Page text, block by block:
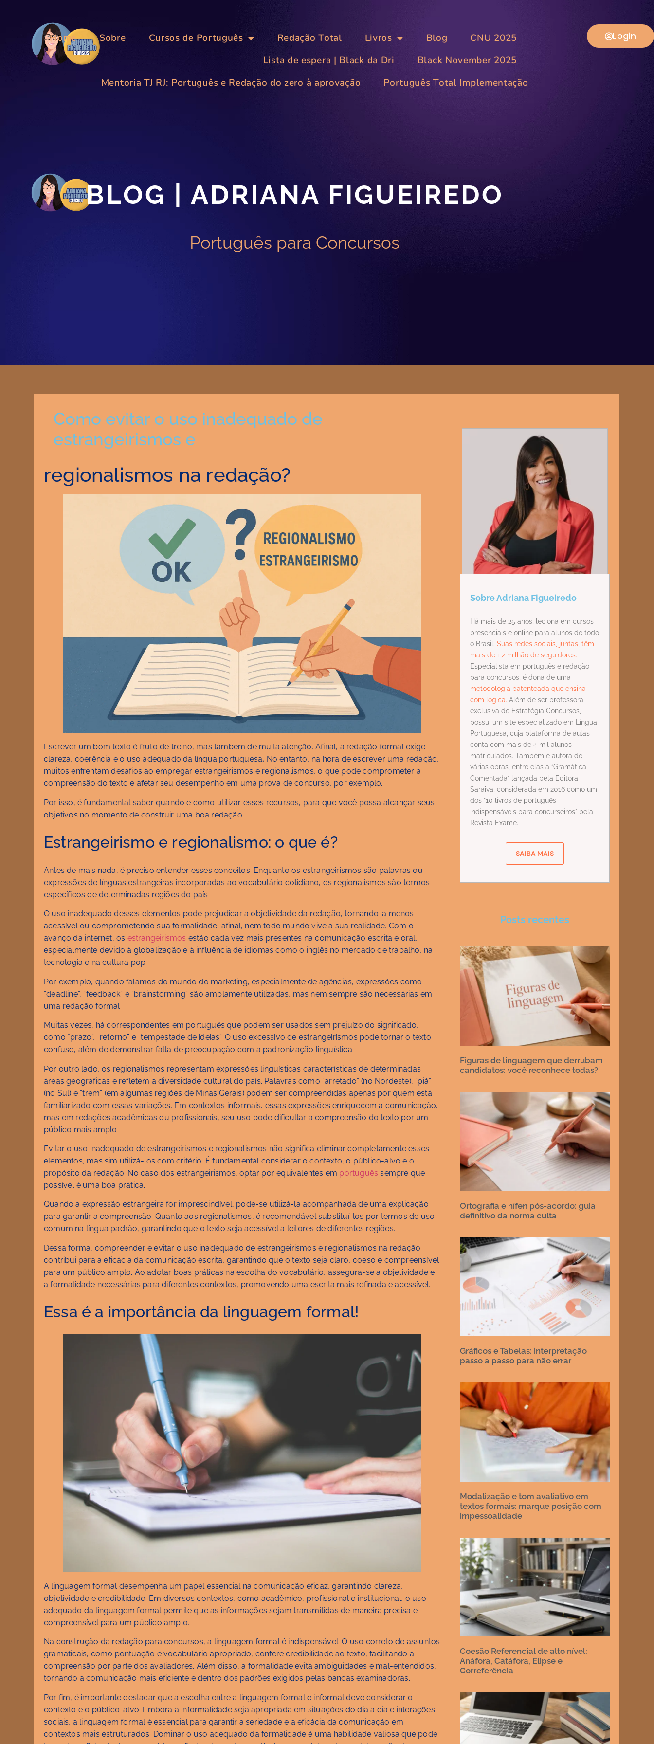
Home Sobre Cursos de Português Redação Total Livros Blog
CNU 2025
Lista de espera | Black da Dri
Black November 2025
Mentoria TJ RJ: Português e Redação do zero à aprovação
Português Total Implementação
Login
BLOG | ADRIANA FIGUEIREDO
Português para Concursos
Como evitar o uso inadequado de
estrangeirismos e
regionalismos na redação?
Escrever um bom texto é fruto de treino, mas também de muita atenção. Afinal, a redação formal exige
clareza, coerência e o uso adequado da língua portuguesa. No entanto, na hora de escrever uma redação,
muitos enfrentam desafios ao empregar estrangeirismos e regionalismos, o que pode comprometer a
compreensão do texto e afetar seu desempenho em uma prova de concurso, por exemplo.
Por isso, é fundamental saber quando e como utilizar esses recursos, para que você possa alcançar seus
objetivos no momento de construir uma boa redação.
Estrangeirismo e regionalismo: o que é?
Antes de mais nada, é preciso entender esses conceitos. Enquanto os estrangeirismos são palavras ou
expressões de línguas estrangeiras incorporadas ao vocabulário cotidiano, os regionalismos são termos
específicos de determinadas regiões do país.
O uso inadequado desses elementos pode prejudicar a objetividade da redação, tornando-a menos
acessível ou comprometendo sua formalidade, afinal, nem todo mundo vive a sua realidade. Com o
avanço da internet, os estrangeirismos estão cada vez mais presentes na comunicação escrita e oral,
especialmente devido à globalização e à influência de idiomas como o inglês no mercado de trabalho, na
tecnologia e na cultura pop.
Por exemplo, quando falamos do mundo do marketing, especialmente de agências, expressões como
“deadline”, “feedback” e “brainstorming” são amplamente utilizadas, mas nem sempre são necessárias em
uma redação formal.
Muitas vezes, há correspondentes em português que podem ser usados sem prejuízo do significado,
como “prazo”, “retorno” e “tempestade de ideias”. O uso excessivo de estrangeirismos pode tornar o texto
confuso, além de demonstrar falta de preocupação com a padronização linguística.
Por outro lado, os regionalismos representam expressões linguísticas características de determinadas
áreas geográficas e refletem a diversidade cultural do país. Palavras como “arretado” (no Nordeste), “piá”
(no Sul) e “trem” (em algumas regiões de Minas Gerais) podem ser compreendidas apenas por quem está
familiarizado com essas variações. Em contextos informais, essas expressões enriquecem a comunicação,
mas em redações acadêmicas ou profissionais, seu uso pode dificultar a compreensão do texto por um
público mais amplo.
Evitar o uso inadequado de estrangeirismos e regionalismos não significa eliminar completamente esses
elementos, mas sim utilizá-los com critério. É fundamental considerar o contexto, o público-alvo e o
propósito da redação. No caso dos estrangeirismos, optar por equivalentes em português sempre que
possível é uma boa prática.
Quando a expressão estrangeira for imprescindível, pode-se utilizá-la acompanhada de uma explicação
para garantir a compreensão. Quanto aos regionalismos, é recomendável substituí-los por termos de uso
comum na língua padrão, garantindo que o texto seja acessível a leitores de diferentes regiões.
Dessa forma, compreender e evitar o uso inadequado de estrangeirismos e regionalismos na redação
contribui para a eficácia da comunicação escrita, garantindo que o texto seja claro, coeso e compreensível
para um público amplo. Ao adotar boas práticas na escolha do vocabulário, assegura-se a objetividade e
a formalidade necessárias para diferentes contextos, promovendo uma escrita mais refinada e acessível.
Essa é a importância da linguagem formal!
A linguagem formal desempenha um papel essencial na comunicação eficaz, garantindo clareza,
objetividade e credibilidade. Em diversos contextos, como acadêmico, profissional e institucional, o uso
adequado da linguagem formal permite que as informações sejam transmitidas de maneira precisa e
compreensível para um público amplo.
Na construção da redação para concursos, a linguagem formal é indispensável. O uso correto de assuntos
gramaticais, como pontuação e vocabulário apropriado, confere credibilidade ao texto, facilitando a
compreensão por parte dos avaliadores. Além disso, a formalidade evita ambiguidades e mal-entendidos,
tornando a comunicação mais eficiente e dentro dos padrões exigidos pelas bancas examinadoras.
Por fim, é importante destacar que a escolha entre a linguagem formal e informal deve considerar o
contexto e o público-alvo. Embora a informalidade seja apropriada em situações do dia a dia e interações
sociais, a linguagem formal é essencial para garantir a seriedade e a eficácia da comunicação em
contextos mais estruturados. Dominar o uso adequado da formalidade é uma habilidade valiosa que pode
Sobre Adriana Figueiredo
Há mais de 25 anos, leciona em cursos
presenciais e online para alunos de todo
o Brasil. Suas redes sociais, juntas, têm
mais de 1,2 milhão de seguidores.
Especialista em português e redação
para concursos, é dona de uma
metodologia patenteada que ensina
com lógica. Além de ser professora
exclusiva do Estratégia Concursos,
possui um site especializado em Língua
Portuguesa, cuja plataforma de aulas
conta com mais de 4 mil alunos
matriculados. Também é autora de
várias obras, entre elas a “Gramática
Comentada” lançada pela Editora
Saraiva, considerada em 2016 como um
dos "10 livros de português
indispensáveis para concurseiros" pela
Revista Exame.
SAIBA MAIS
Posts recentes
Figuras de linguagem que derrubam
candidatos: você reconhece todas?
Ortografia e hífen pós-acordo: guia
definitivo da norma culta
Gráficos e Tabelas: interpretação
passo a passo para não errar
Modalização e tom avaliativo em
textos formais: marque posição com
impessoalidade
Coesão Referencial de alto nível:
Anáfora, Catáfora, Elipse e
Correferência